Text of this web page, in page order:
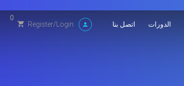
الدورات اتصل بنا Register/Login
0